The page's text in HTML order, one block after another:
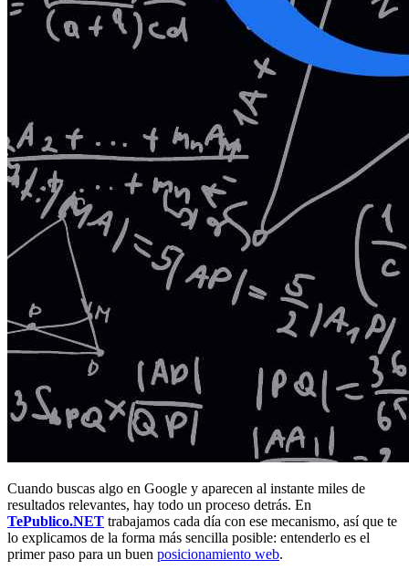
Cuando buscas algo en Google y aparecen al instante miles de
resultados relevantes, hay todo un proceso detrás. En
TePublico.NET trabajamos cada día con ese mecanismo, así que te
lo explicamos de la forma más sencilla posible: entenderlo es el
primer paso para un buen posicionamiento web.